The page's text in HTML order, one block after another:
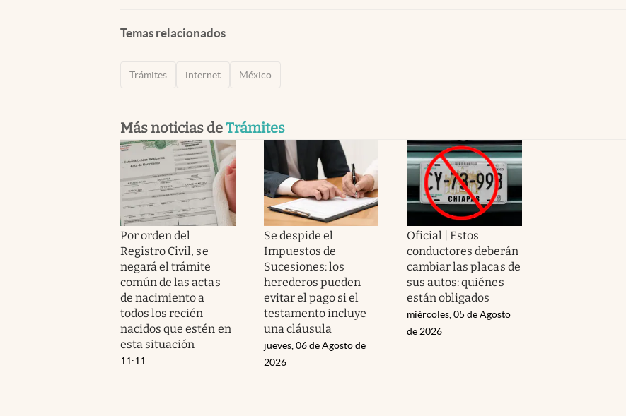
Temas relacionados
Trámites internet México
Más noticias deTrámites
Por orden del
Registro Civil, se
negará el trámite
común de las actas
de nacimiento a
todos los recién
nacidos que estén en
esta situación
11:11
Se despide el
Impuestos de
Sucesiones: los
herederos pueden
evitar el pago si el
testamento incluye
una cláusula
jueves, 06 de Agosto de
2026
Oficial | Estos
conductores deberán
cambiar las placas de
sus autos: quiénes
están obligados
miércoles, 05 de Agosto
de 2026